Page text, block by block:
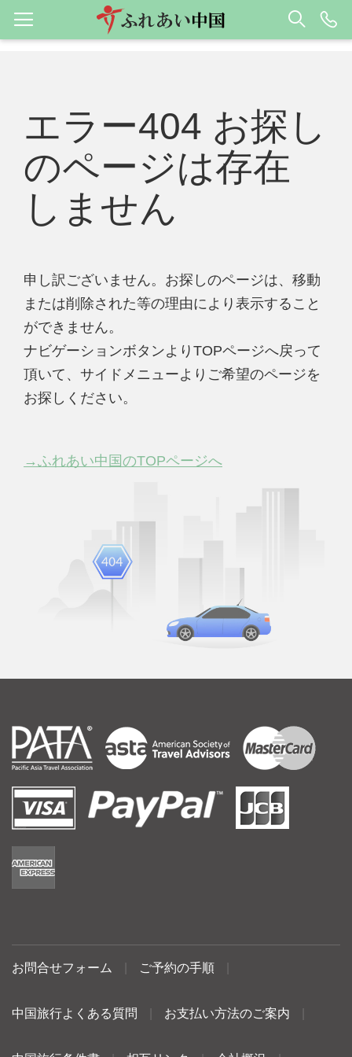
エラー404 お探し
のページは存在
しません
申し訳ございません。お探しのページは、移動
または削除された等の理由により表示すること
ができません。
ナビゲーションボタンよりTOPページへ戻って
頂いて、サイドメニューよりご希望のページを
お探しください。
→ふれあい中国のTOPページへ
お問合せフォーム ご予約の手順
中国旅行よくある質問 お支払い方法のご案内